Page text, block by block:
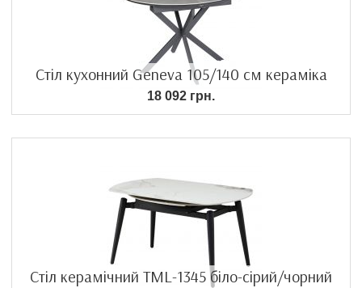
Стіл кухонний Geneva 105/140 см кераміка
18 092 грн.
Стіл керамічний TML-1345 біло-сірий/чорний